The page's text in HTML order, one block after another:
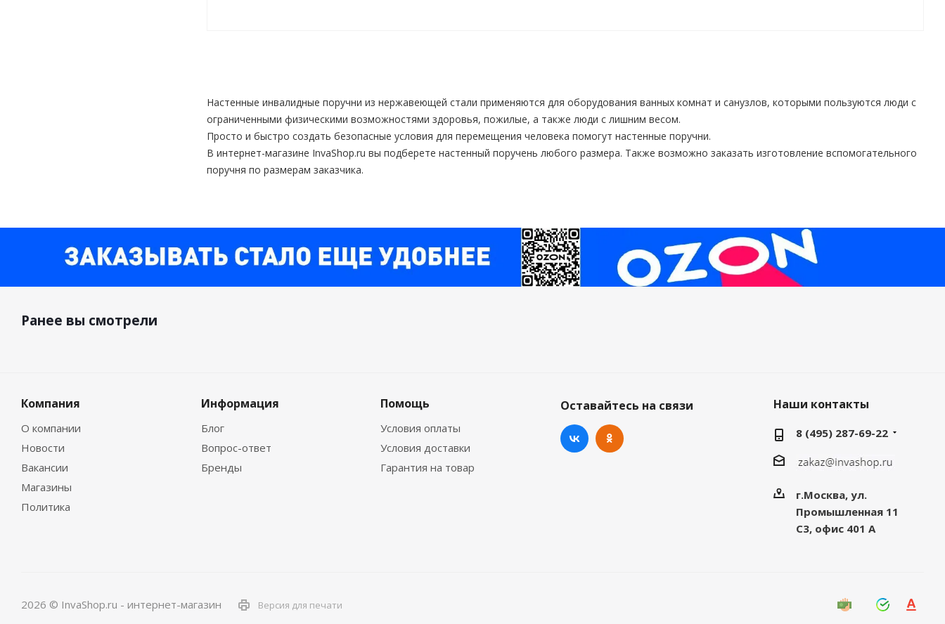
Настенные инвалидные поручни из нержавеющей стали применяются для оборудования ванных комнат и санузлов, которыми пользуются люди с
ограниченными физическими возможностями здоровья, пожилые, а также люди с лишним весом.
Просто и быстро создать безопасные условия для перемещения человека помогут настенные поручни.
В интернет-магазине InvaShop.ru вы подберете настенный поручень любого размера. Также возможно заказать изготовление вспомогательного
поручня по размерам заказчика.
Ранее вы смотрели
Компания
О компании
Новости
Вакансии
Магазины
Политика
Информация
Блог
Вопрос-ответ
Бренды
Помощь
Условия оплаты
Условия доставки
Гарантия на товар
Оставайтесь на связи Наши контакты
8 (495) 287-69-22
г.Москва, ул.
Промышленная 11
C3, офис 401 А
2026 © InvaShop.ru - интернет-магазин Версия для печати